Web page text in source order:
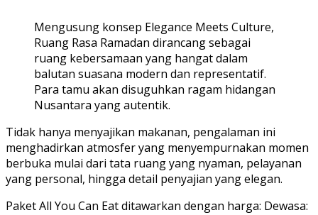
Mengusung konsep Elegance Meets Culture,
Ruang Rasa Ramadan dirancang sebagai
ruang kebersamaan yang hangat dalam
balutan suasana modern dan representatif.
Para tamu akan disuguhkan ragam hidangan
Nusantara yang autentik.
Tidak hanya menyajikan makanan, pengalaman ini
menghadirkan atmosfer yang menyempurnakan momen
berbuka mulai dari tata ruang yang nyaman, pelayanan
yang personal, hingga detail penyajian yang elegan.
Paket All You Can Eat ditawarkan dengan harga: Dewasa: